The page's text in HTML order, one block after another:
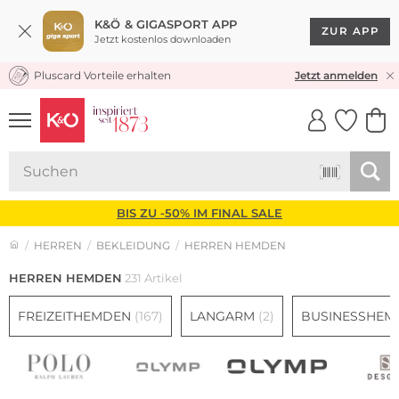
K&Ö & GIGASPORT APP
Jetzt kostenlos downloaden
ZUR APP
★★★★★ 4,8 / 5,0 STERNE
Pluscard Vorteile erhalten Jetzt anmelden
UNSERE APP
CLICK &
BIS ZU -50% IM FINAL SALE
HERREN BEKLEIDUNG HERREN HEMDEN
HERREN HEMDEN 231 Artikel
FREIZEITHEMDEN (167) LANGARM (2)